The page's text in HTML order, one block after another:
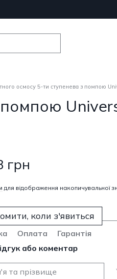
осмосу 5-ти ступенева з помпою
помпою
грн
для відображення накопичувальної
коли з'явиться
Оплата
Гарантія
або коментар